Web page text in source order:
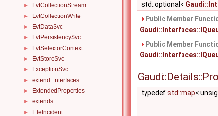
► EvtCollectionStream
► EvtCollectionWrite
► EvtDataSvc
► EvtPersistencySvc
► EvtSelectorContext
► EvtStoreSvc
► ExceptionSvc
► extend_interfaces
► ExtendedProperties
► extends
► FileIncident
std::optional<
Public Member
Public Member
typedefstd::map<